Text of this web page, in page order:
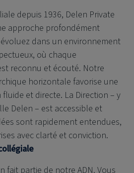
depuis 1936, Delen Private
approche profondément
dans un environnement
où chaque
reconnu et écouté. Notre
horizontale favorise une
et directe. La Direction – y
Delen – est accessible et
sont rapidement entendues,
avec clarté et conviction.
fait partie de notre ADN. Vous